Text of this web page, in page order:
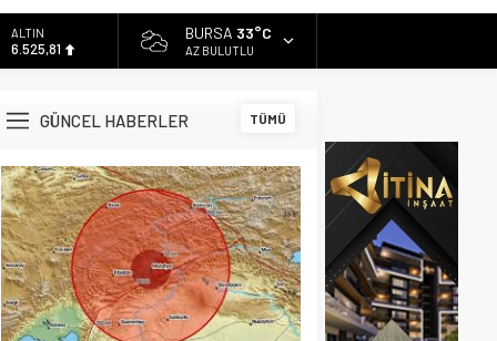
ALTIN
6.525,81
EURO
55,0919
BURSA 33°C
AZ BULUTLU
GÜNCEL HABERLER TÜMÜ